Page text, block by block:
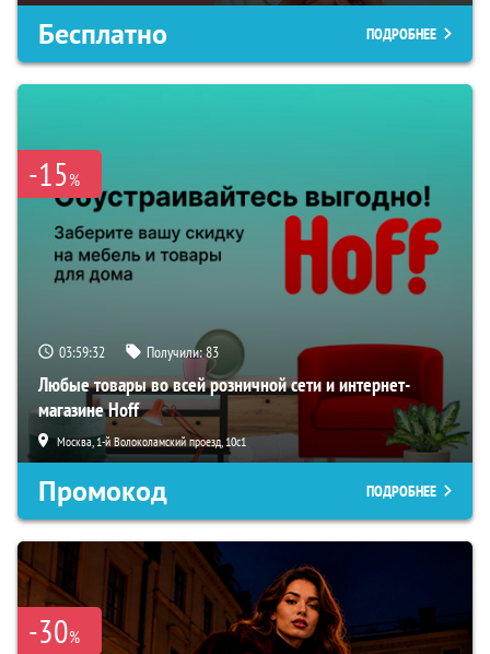
Бесплатно ПОДРОБНЕЕ
-15%
03:59:31 Получили:83
Любые товары во всей розничной сети и интернет-
магазине Hoff
Москва, 1-й Волоколамский проезд, 10с1
Промокод ПОДРОБНЕЕ
-30%